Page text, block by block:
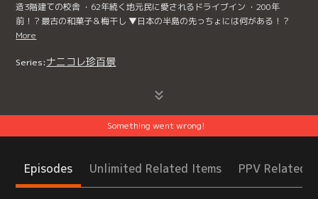
造3階建ての校舎 ・62年続く地元民に愛されるドライブイン ・200年
前！？最古の和菓子＆梅干し ▼日本の半島の先っちょには何がある！？
More
Series:ナニコレ珍百景
Something went wrong!
Episodes Unlimited Related Items PPV Related